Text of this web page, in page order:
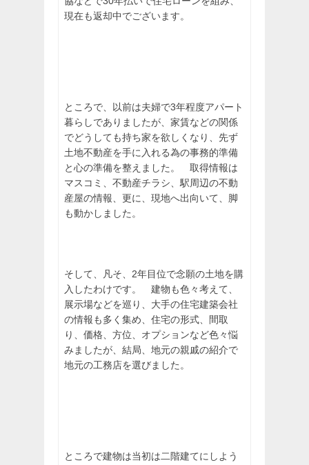
現在も返却中でございます。
ところで、以前は夫婦で3年程度アパート
暮らしでありましたが、家賃などの関係
でどうしても持ち家を欲しくなり、先ず
土地不動産を手に入れる為の事務的準備
と心の準備を整えました。 取得情報は
マスコミ、不動産チラシ、駅周辺の不動
産屋の情報、更に、現地へ出向いて、脚
も動かしました。
そして、凡そ、2年目位で念願の土地を購
入したわけです。 建物も色々考えて、
展示場などを巡り、大手の住宅建築会社
の情報も多く集め、住宅の形式、間取
り、価格、方位、オプションなど色々悩
みましたが、結局、地元の親戚の紹介で
地元の工務店を選びました。
ところで建物は当初は二階建てにしよう